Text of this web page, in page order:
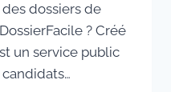
dossiers de
? Créé
un service public